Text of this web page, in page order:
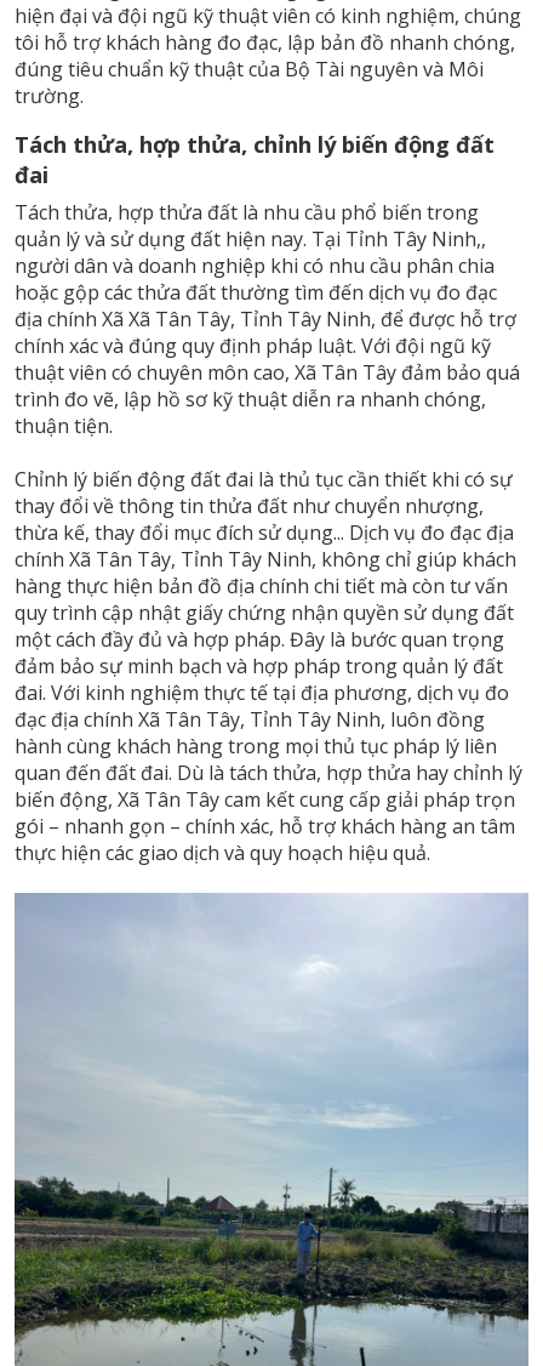
hiện đại và đội ngũ kỹ thuật viên có kinh nghiệm, chúng
tôi hỗ trợ khách hàng đo đạc, lập bản đồ nhanh chóng,
đúng tiêu chuẩn kỹ thuật của Bộ Tài nguyên và Môi
trường.
Tách thửa, hợp thửa, chỉnh lý biến động đất
đai
Tách thửa, hợp thửa đất là nhu cầu phổ biến trong
quản lý và sử dụng đất hiện nay. Tại Tỉnh Tây Ninh,,
người dân và doanh nghiệp khi có nhu cầu phân chia
hoặc gộp các thửa đất thường tìm đến dịch vụ đo đạc
địa chính Xã Xã Tân Tây, Tỉnh Tây Ninh, để được hỗ trợ
chính xác và đúng quy định pháp luật. Với đội ngũ kỹ
thuật viên có chuyên môn cao, Xã Tân Tây đảm bảo quá
trình đo vẽ, lập hồ sơ kỹ thuật diễn ra nhanh chóng,
thuận tiện.
Chỉnh lý biến động đất đai là thủ tục cần thiết khi có sự
thay đổi về thông tin thửa đất như chuyển nhượng,
thừa kế, thay đổi mục đích sử dụng... Dịch vụ đo đạc địa
chính Xã Tân Tây, Tỉnh Tây Ninh, không chỉ giúp khách
hàng thực hiện bản đồ địa chính chi tiết mà còn tư vấn
quy trình cập nhật giấy chứng nhận quyền sử dụng đất
một cách đầy đủ và hợp pháp. Đây là bước quan trọng
đảm bảo sự minh bạch và hợp pháp trong quản lý đất
đai. Với kinh nghiệm thực tế tại địa phương, dịch vụ đo
đạc địa chính Xã Tân Tây, Tỉnh Tây Ninh, luôn đồng
hành cùng khách hàng trong mọi thủ tục pháp lý liên
quan đến đất đai. Dù là tách thửa, hợp thửa hay chỉnh lý
biến động, Xã Tân Tây cam kết cung cấp giải pháp trọn
gói – nhanh gọn – chính xác, hỗ trợ khách hàng an tâm
thực hiện các giao dịch và quy hoạch hiệu quả.